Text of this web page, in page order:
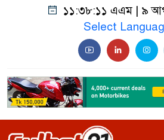
১১:৩৮:১৩ এএম |৯
Select